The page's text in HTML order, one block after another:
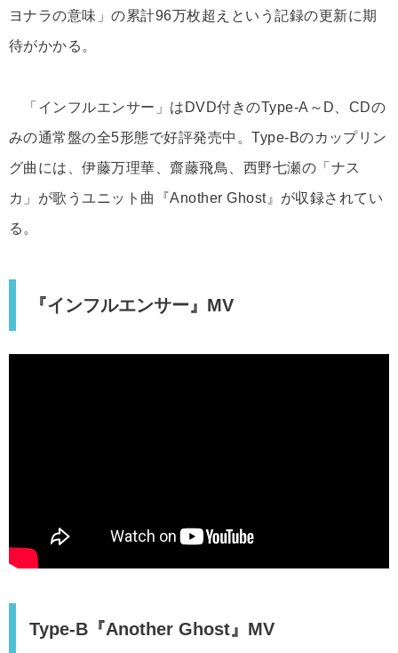
ヨナラの意味」の累計96万枚超えという記録の更新に期
待がかかる。
「インフルエンサー」はDVD付きのType-A～D、CDの
みの通常盤の全5形態で好評発売中。Type-Bのカップリン
グ曲には、伊藤万理華、齋藤飛鳥、西野七瀬の「ナス
カ」が歌うユニット曲『Another Ghost』が収録されてい
る。
『インフルエンサー』MV
Type-B『Another Ghost』MV